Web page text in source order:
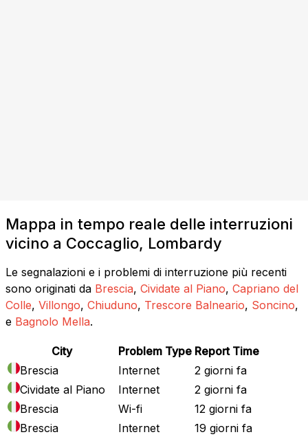
Mappa in tempo reale delle interruzioni
vicino a Coccaglio, Lombardy
Le segnalazioni e i problemi di interruzione più recenti
sono originati da Brescia, Cividate al Piano, Capriano del
Colle, Villongo, Chiuduno, Trescore Balneario, Soncino,
e Bagnolo Mella.
City Problem Type Report Time
Brescia
Internet
2 giorni fa
Cividate al Piano
Internet
2 giorni fa
Brescia
Wi-fi
12 giorni fa
Brescia
Internet
19 giorni fa